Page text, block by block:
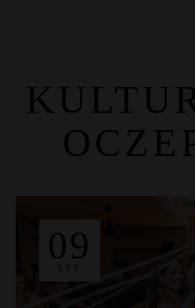
Strona Główna
09
STY